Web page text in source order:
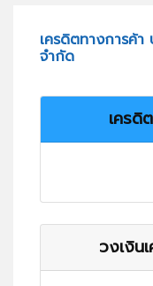
เครดิตทางการค้า
จำกัด
เครดิ
วงเงิน